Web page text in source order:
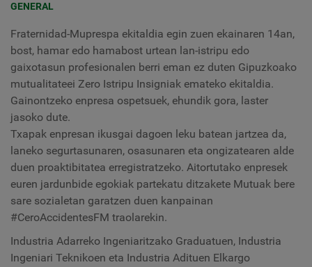
GENERAL
Fraternidad-Muprespa ekitaldia egin zuen ekainaren 14an,
bost, hamar edo hamabost urtean lan-istripu edo
gaixotasun profesionalen berri eman ez duten Gipuzkoako
mutualitateei Zero Istripu Insigniak emateko ekitaldia.
Gainontzeko enpresa ospetsuek, ehundik gora, laster
jasoko dute.
Txapak enpresan ikusgai dagoen leku batean jartzea da,
laneko segurtasunaren, osasunaren eta ongizatearen alde
duen proaktibitatea erregistratzeko. Aitortutako enpresek
euren jardunbide egokiak partekatu ditzakete Mutuak bere
sare sozialetan garatzen duen kanpainan
#CeroAccidentesFM traolarekin.
Industria Adarreko Ingeniaritzako Graduatuen, Industria
Ingeniari Teknikoen eta Industria Adituen Elkargo